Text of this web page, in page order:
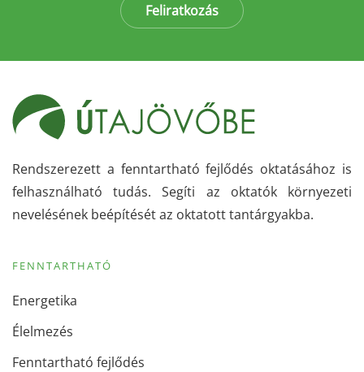
Feliratkozás
Rendszerezett a fenntartható fejlődés oktatásához is
felhasználható tudás. Segíti az oktatók környezeti
nevelésének beépítését az oktatott tantárgyakba.
FENNTARTHATÓ
Energetika
Élelmezés
Fenntartható fejlődés